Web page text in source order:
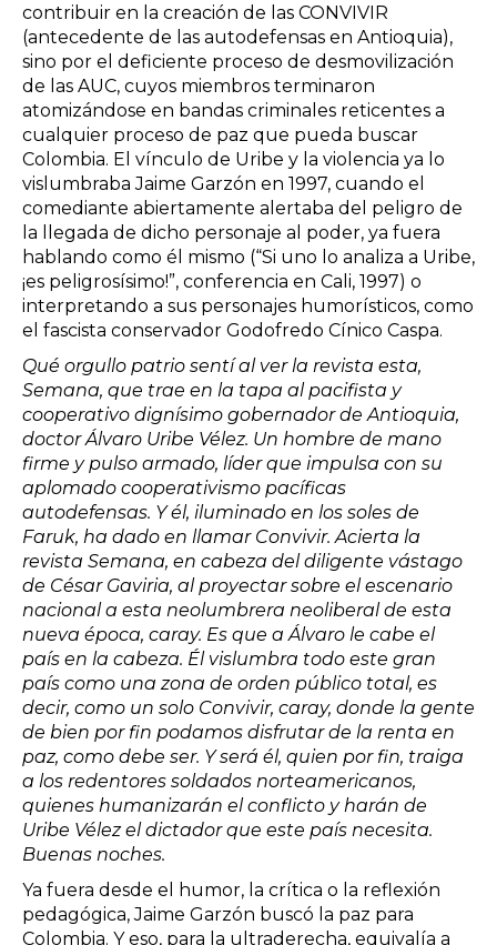
contribuir en la creación de las CONVIVIR
(antecedente de las autodefensas en Antioquia),
sino por el deficiente proceso de desmovilización
de las AUC, cuyos miembros terminaron
atomizándose en bandas criminales reticentes a
cualquier proceso de paz que pueda buscar
Colombia. El vínculo de Uribe y la violencia ya lo
vislumbraba Jaime Garzón en 1997, cuando el
comediante abiertamente alertaba del peligro de
la llegada de dicho personaje al poder, ya fuera
hablando como él mismo (“Si uno lo analiza a Uribe,
¡es peligrosísimo!”, conferencia en Cali, 1997) o
interpretando a sus personajes humorísticos, como
el fascista conservador Godofredo Cínico Caspa.
Qué orgullo patrio sentí al ver la revista esta,
Semana, que trae en la tapa al pacifista y
cooperativo dignísimo gobernador de Antioquia,
doctor Álvaro Uribe Vélez. Un hombre de mano
firme y pulso armado, líder que impulsa con su
aplomado cooperativismo pacíficas
autodefensas. Y él, iluminado en los soles de
Faruk, ha dado en llamar Convivir. Acierta la
revista Semana, en cabeza del diligente vástago
de César Gaviria, al proyectar sobre el escenario
nacional a esta neolumbrera neoliberal de esta
nueva época, caray. Es que a Álvaro le cabe el
país en la cabeza. Él vislumbra todo este gran
país como una zona de orden público total, es
decir, como un solo Convivir, caray, donde la gente
de bien por fin podamos disfrutar de la renta en
paz, como debe ser. Y será él, quien por fin, traiga
a los redentores soldados norteamericanos,
quienes humanizarán el conflicto y harán de
Uribe Vélez el dictador que este país necesita.
Buenas noches.
Ya fuera desde el humor, la crítica o la reflexión
pedagógica, Jaime Garzón buscó la paz para
Colombia. Y eso, para la ultraderecha, equivalía a